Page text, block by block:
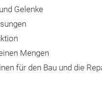
Gelenke
Mengen
für den Bau und die